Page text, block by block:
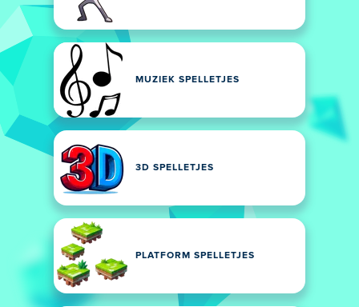
MUZIEK SPELLETJES
3D SPELLETJES
PLATFORM SPELLETJES